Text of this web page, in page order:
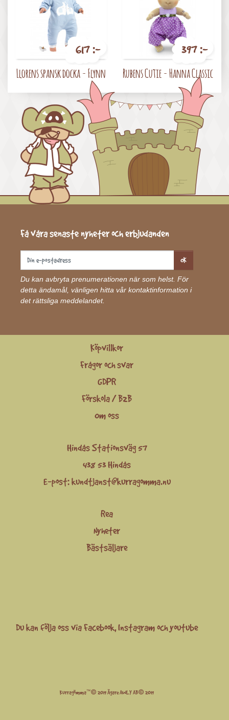
617 :-
Llorens spansk docka - Flynn
397 :-
Rubens Cutie - Hanna Classic
Få våra senaste nyheter och erbjudanden
OK
Du kan avbryta prenumerationen när som helst. För
detta ändamål, vänligen hitta vår kontaktinformation i
det rättsliga meddelandet.
Köpvillkor
Frågor och svar
GDPR
Förskola / B2B
Om oss
Hindås Stationsväg 57
438 53 Hindås
E-post:kundtjanst@kurragomma.nu
Rea
Nyheter
Bästsäljare
Du kan följa oss viaFacebook,Instagramochyoutube
Kurragömma™© 2019 Ägare AWLY AB© 2019